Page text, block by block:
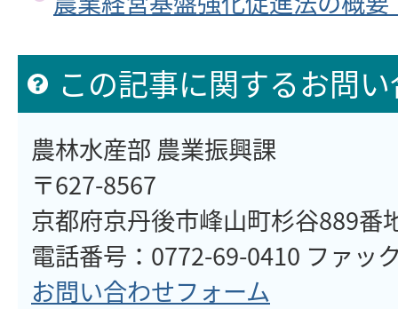
この記事に関するお問
農林水産部 農業振興課
〒627-8567
京都府京丹後市峰山町杉谷889番
電話番号：0772-69-0410 ファッ
お問い合わせフォーム